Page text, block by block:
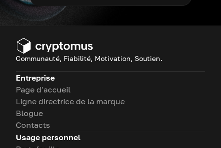
Communauté, Fiabilité, Motivation, Soutien.
Entreprise
Page d'accueil
Ligne directrice de la marque
Blogue
Contacts
Usage personnel